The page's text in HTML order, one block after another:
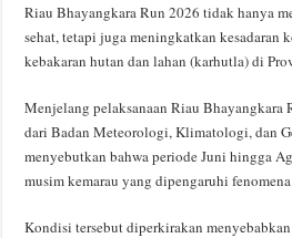
Riau Bhayangkara Run 2026 tidak hanya
sehat, tetapi juga meningkatkan kesadaran
kebakaran hutan dan lahan (karhutla) di
Menjelang pelaksanaan Riau Bhayangkara
dari Badan Meteorologi, Klimatologi, dan
menyebutkan bahwa periode Juni hingga
musim kemarau yang dipengaruhi
Kondisi tersebut diperkirakan